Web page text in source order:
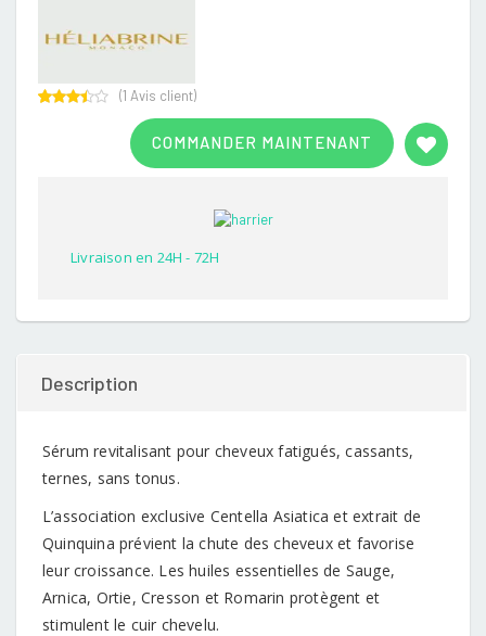
COMMANDER MAINTENANT
(1 Avis client)
Livraison en 24H - 72H
Description
Sérum revitalisant pour cheveux fatigués, cassants,
ternes, sans tonus.
L’association exclusive Centella Asiatica et extrait de
Quinquina prévient la chute des cheveux et favorise
leur croissance. Les huiles essentielles de Sauge,
Arnica, Ortie, Cresson et Romarin protègent et
stimulent le cuir chevelu.